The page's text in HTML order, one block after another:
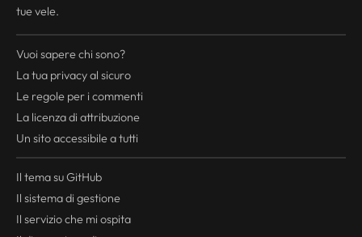
tue vele.
Vuoi sapere chi sono?
La tua privacyal sicuro
Le regole per i commenti
La licenza di attribuzione
Un sito accessibile a tutti
Il tema su GitHub
Il sistema di gestione
Il servizio che mi ospita